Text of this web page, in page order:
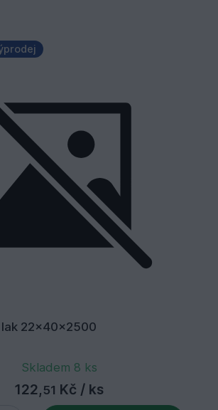
lak 22x40x2500
Skladem 8 ks
122, 51 Kč / ks